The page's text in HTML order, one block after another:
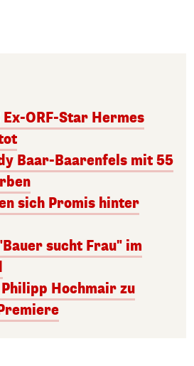
ORF-Star Hermes
Baar-Baarenfels mit 55
sich Promis hinter
sucht Frau" im
Hochmair zu